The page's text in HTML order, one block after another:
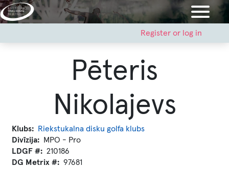
Skip
to
menu
Register or log in
Pēteris
Nikolajevs
Klubs
Riekstukalna disku golfa klubs
Divīzija
MPO - Pro
LDGF #
210186
DG Metrix #
97681